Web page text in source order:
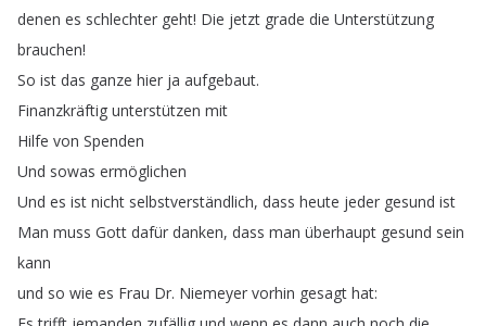
denen es schlechter geht! Die jetzt grade die Unterstützung
brauchen!
So ist das ganze hier ja aufgebaut.
Finanzkräftig unterstützen mit
Hilfe von Spenden
Und sowas ermöglichen
Und es ist nicht selbstverständlich, dass heute jeder gesund ist
Man muss Gott dafür danken, dass man überhaupt gesund sein
kann
und so wie es Frau Dr. Niemeyer vorhin gesagt hat: